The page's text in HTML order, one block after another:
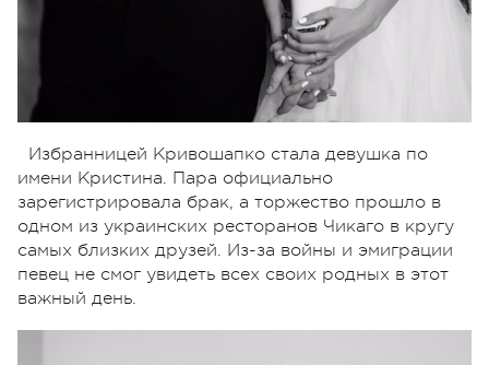
Избранницей Кривошапко стала девушка по
имени Кристина. Пара официально
зарегистрировала брак, а торжество прошло в
одном из украинских ресторанов Чикаго в кругу
самых близких друзей. Из-за войны и эмиграции
певец не смог увидеть всех своих родных в этот
важный день.